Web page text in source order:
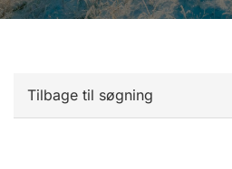
Tilbage til søgning